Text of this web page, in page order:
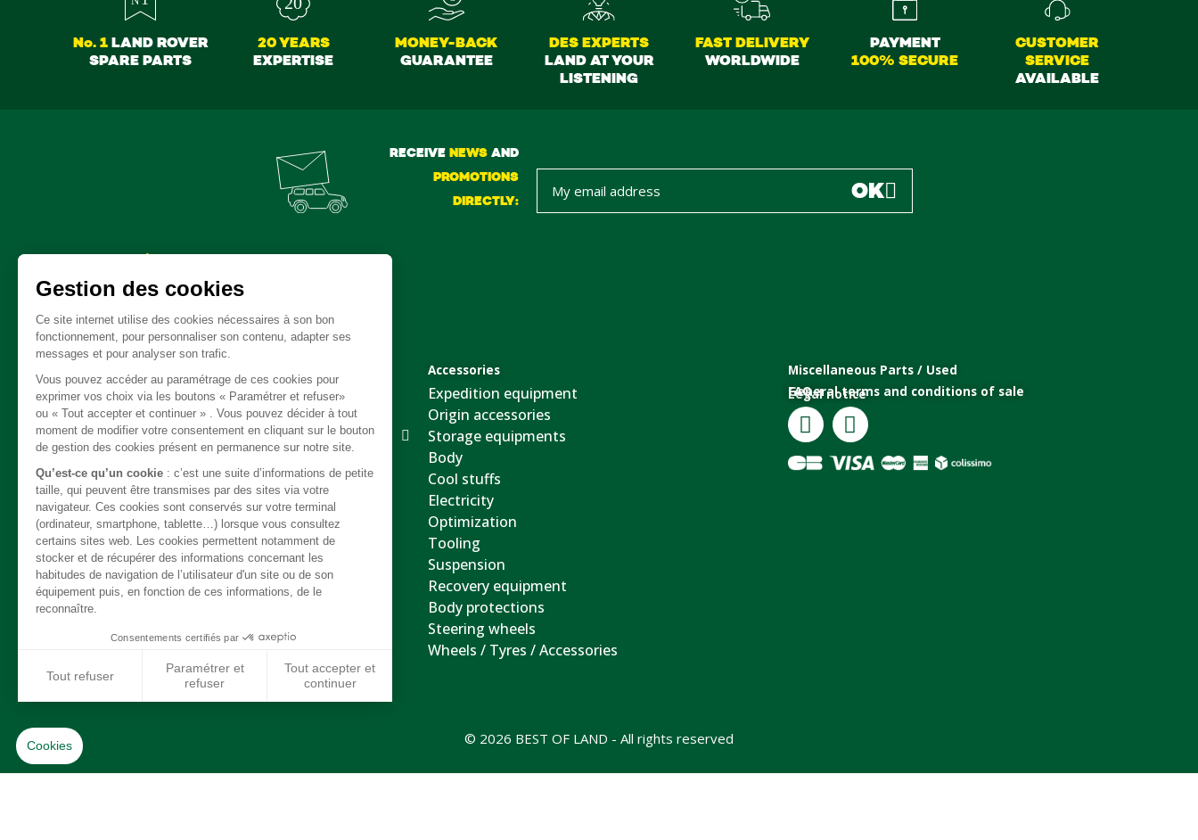
No. 1LAND ROVER
SPARE PARTS
20 YEARS
EXPERTISE
MONEY-BACK
GUARANTEE
DES EXPERTS
LAND AT YOUR
LISTENING
FAST DELIVERY
WORLDWIDE
PAYMENT
100% SECURE
CUSTOMER
SERVICE
AVAILABLE
RECEIVE NEWSAND
PROMOTIONS
DIRECTLY:
OK
Clutch - Gearbox - Transfert box
Cable
Body / Chassis
Steering
Exhaust
Electrical
Brakes
Trim
Engine
Cooling / Heating / Air conditionning
Suspension
Wheels & Tyres
Accessories
Expedition equipment
Origin accessories
Storage equipments
Body
Cool stuffs
Electricity
Optimization
Tooling
Suspension
Recovery equipment
Body protections
Steering wheels
Wheels / Tyres / Accessories
Miscellaneous Parts / Used
Legal notice
General terms and conditions of sale
FAQ
© 2026 BEST OF LAND - All rights reserved